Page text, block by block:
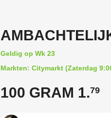
Geldig op Wk 23
Markten: Citymarkt (Zaterdag
100 GRAM 1.79